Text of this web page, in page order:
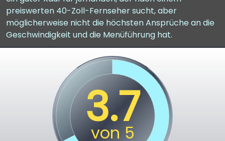
preiswerten 40-Zoll-Fernseher sucht, aber
möglicherweise nicht die höchsten Ansprüche an die
Geschwindigkeit und die Menüführung hat.